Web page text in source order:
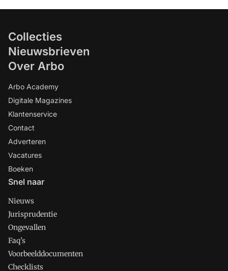
Collecties
Nieuwsbrieven
Over Arbo
Arbo Academy
Digitale Magazines
Klantenservice
Contact
Adverteren
Vacatures
Boeken
Snel naar
Nieuws
Jurisprudentie
Ongevallen
Faq's
Voorbeelddocumenten
Checklists